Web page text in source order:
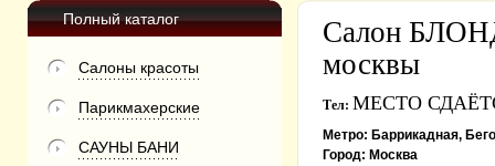
Полный каталог
Салоны красоты
Парикмахерские
САУНЫ БАНИ
Салон
москвы
Тел: МЕСТО
Метро: Баррикадная,
Город: Москва